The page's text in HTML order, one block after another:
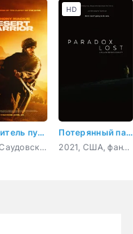
Повелитель пустыни
2025, Саудовская Аравия, боевик, драма, история
Потерянный парадокс
2021, США, фантастика, комедия
HD